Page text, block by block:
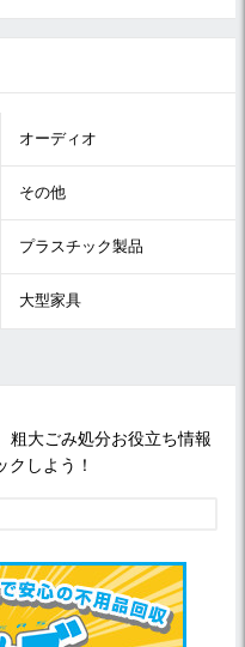
オーディオ
その他
プラスチック製品
大型家具
粗大ごみ処分お役立ち情報
クしよう！